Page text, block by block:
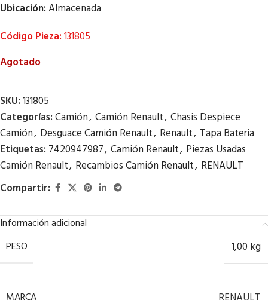
Ubicación:Almacenada
Código Pieza:131805
Agotado
SKU:131805
Categorías:Camión, Camión Renault, Chasis Despiece
Camión, Desguace Camión Renault, Renault, Tapa Bateria
Etiquetas: 7420947987, Camión Renault, Piezas Usadas
Camión Renault, Recambios Camión Renault, RENAULT
Compartir:
Información adicional
PESO
1,00 kg